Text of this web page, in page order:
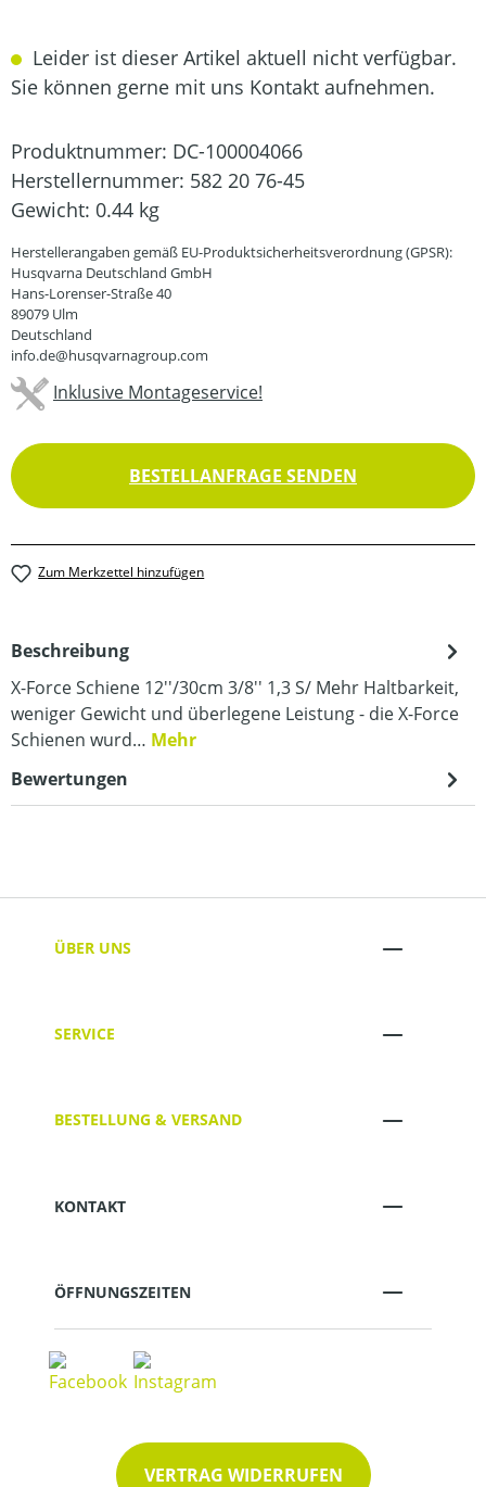
Leider ist dieser Artikel aktuell nicht verfügbar.
Sie können gerne mit uns Kontakt aufnehmen.
Produktnummer: DC-100004066
Herstellernummer: 582 20 76-45
Gewicht: 0.44 kg
Herstellerangaben gemäß EU-Produktsicherheitsverordnung (GPSR):
Husqvarna Deutschland GmbH
Hans-Lorenser-Straße 40
89079 Ulm
Deutschland
info.de@husqvarnagroup.com
Inklusive Montageservice!
BESTELLANFRAGE SENDEN
Zum Merkzettel hinzufügen
Beschreibung
X-Force Schiene 12''/30cm 3/8'' 1,3 S/ Mehr Haltbarkeit,
weniger Gewicht und überlegene Leistung - die X-Force
Schienen wurd… Mehr
Bewertungen
ÜBER UNS
SERVICE
BESTELLUNG & VERSAND
KONTAKT
ÖFFNUNGSZEITEN
VERTRAG WIDERRUFEN